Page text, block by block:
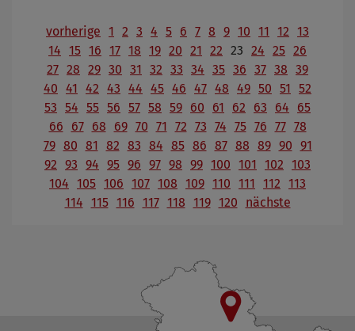
vorherige 1 2 3 4 5 6 7 8 9 10 11 12 13
14 15 16 17 18 19 20 21 22 23 24 25 26
27 28 29 30 31 32 33 34 35 36 37 38 39
40 41 42 43 44 45 46 47 48 49 50 51
52
53 54 55 56 57 58 59 60 61 62 63 64
65
66
67 68 69 70 71 72 73 74 75 76 77 78
79 80 81 82 83 84 85 86 87 88 89 90 91
92 93 94 95 96 97 98 99 100 101 102 103
104 105 106 107 108 109 110 111 112 113
114 115 116 117 118 119 120 nächste